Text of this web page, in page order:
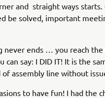
and straight ways
be solved, important
ends … you reach the
can say: I DID IT! It is the
assembly line without
to have fun! I had the